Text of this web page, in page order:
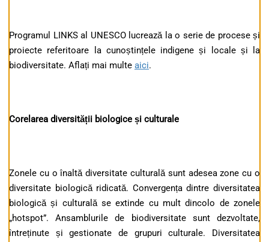
Programul LINKS al UNESCO lucrează la o serie de procese și
proiecte referitoare la cunoștințele indigene și locale și la
biodiversitate. Aflați mai multe aici.
Corelarea diversității biologice și culturale
Zonele cu o înaltă diversitate culturală sunt adesea zone cu o
diversitate biologică ridicată. Convergența dintre diversitatea
biologică și culturală se extinde cu mult dincolo de zonele
„hotspot”. Ansamblurile de biodiversitate sunt dezvoltate,
întreținute și gestionate de grupuri culturale. Diversitatea